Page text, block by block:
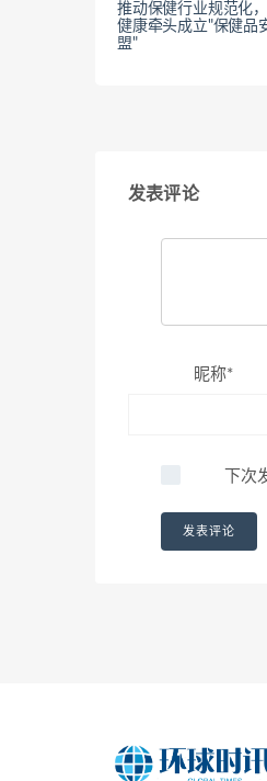
推动保健行业规范化
健康牵头成立"保健品
盟"
发表评论
昵称*
下